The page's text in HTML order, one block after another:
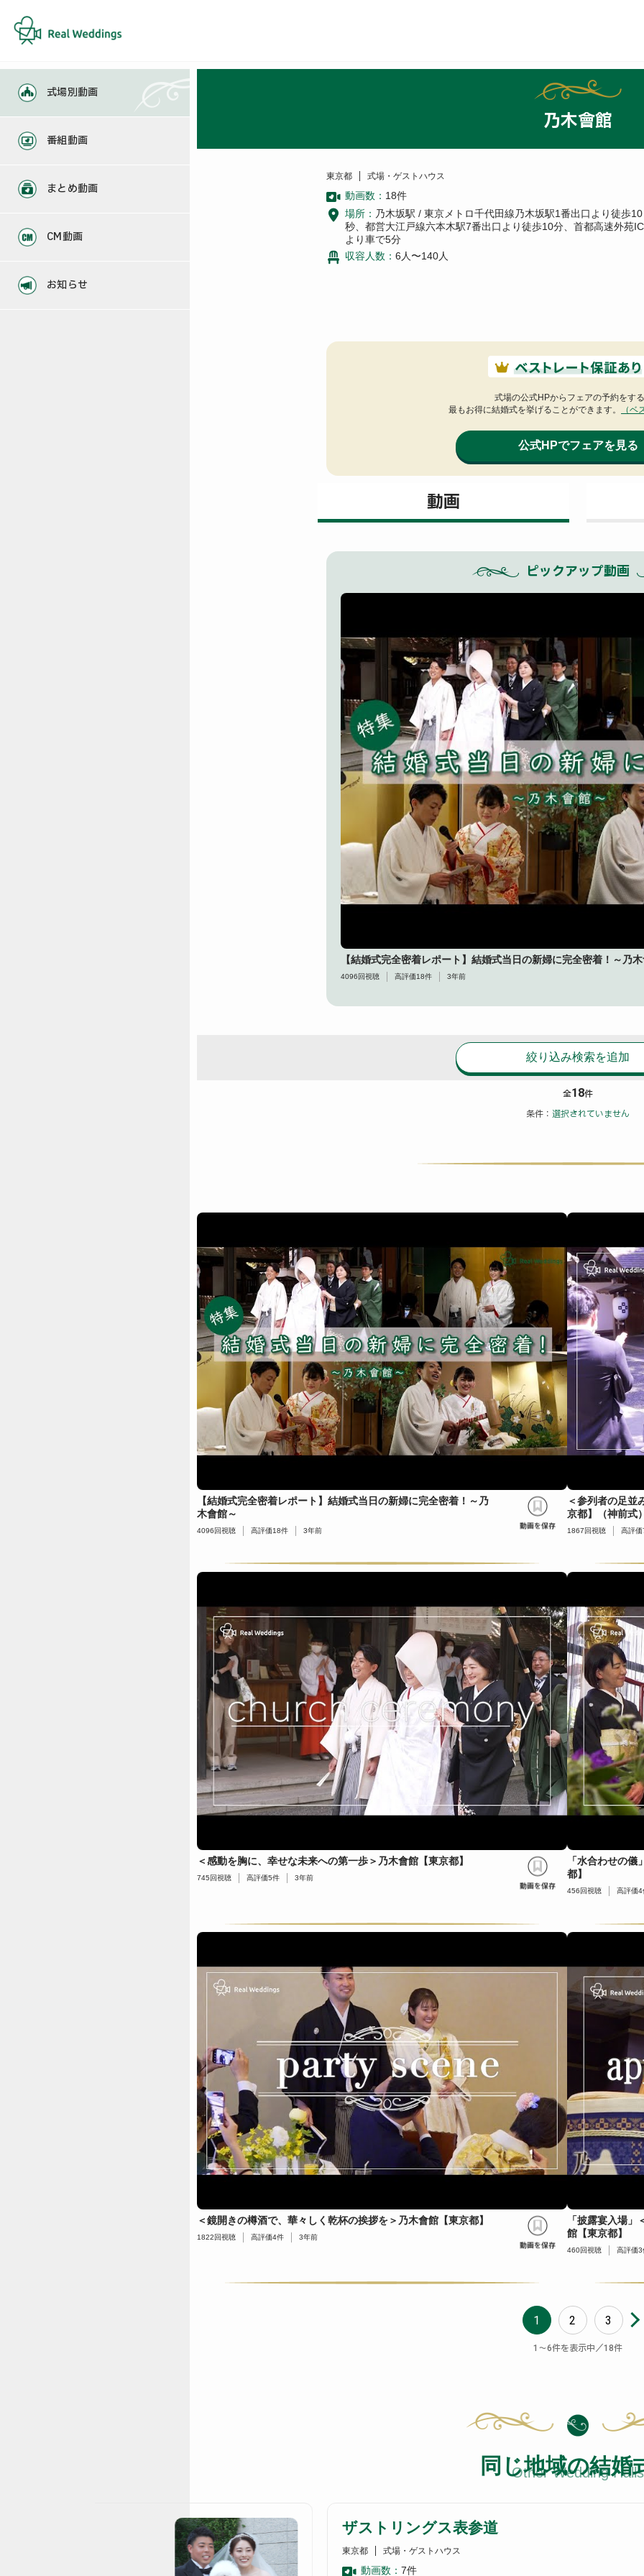
式場別動画
番組動画
まとめ動画
CM動画
お知らせ
乃木會館
東京都 式場・ゲストハウス
動画数： 18件
場所： 乃木坂駅 / 東京メトロ千代田線乃木坂駅1番出口より徒歩10
秒、都営大江戸線六本木駅7番出口より徒歩10分、首都高速外苑IC
より車で5分
収容人数： 6人〜140人
式場の公式HPからフェアの予約をす
最もお得に結婚式を挙げることができます。
（ベ
公式HPでフェアを見る
動画
ピックアップ動画
【結婚式完全密着レポート】結婚式当日の新婦に完全密着！～乃
4096 回視聴 高評価18件 3年前
絞り込み検索を追加
全18件
条件： 選択されていません
【結婚式完全密着レポート】結婚式当日の新婦に完全密着！～乃
木會館～
4096回視聴 高評価18件 3年前
＜参列者の足並
京都】（神前式
1867回視聴 高評価
＜感動を胸に、幸せな未来への第一歩＞乃木會館【東京都】
745 回視聴 高評価5件 3年前
「水合わせの
都】
456 回視聴 高評価4
＜鏡開きの樽酒で、華々しく乾杯の挨拶を＞乃木會館【東京都】
1822 回視聴 高評価4件 3年前
「披露宴入場
館【東京都】
460回視聴 高評価3
1 2 3
1 〜6件を表示中／18件
Other Wedding Halls
同じ地域の結婚
ザストリングス表参道
東京都 式場・ゲストハウス
動画数：7件